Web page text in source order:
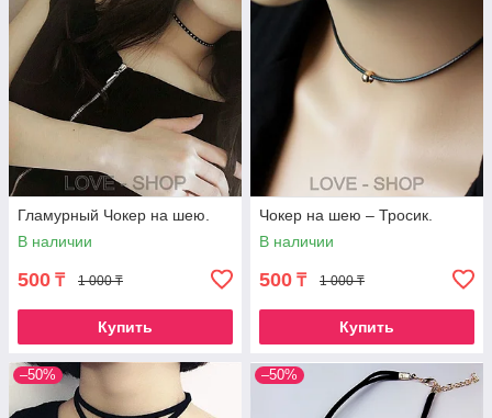
Гламурный Чокер на шею.
В наличии
500 ₸ 1 000 ₸
Купить
Чокер на шею – Тросик.
В наличии
500 ₸ 1 000 ₸
Купить
–50% –50%